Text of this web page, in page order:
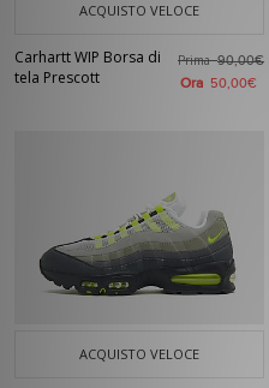
ACQUISTO VELOCE
Carhartt WIP Borsa di
tela Prescott
Prima90,00€
Ora 50,00€
ACQUISTO VELOCE